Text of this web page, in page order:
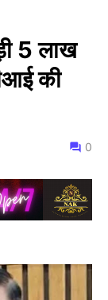
5 लाख
की
0